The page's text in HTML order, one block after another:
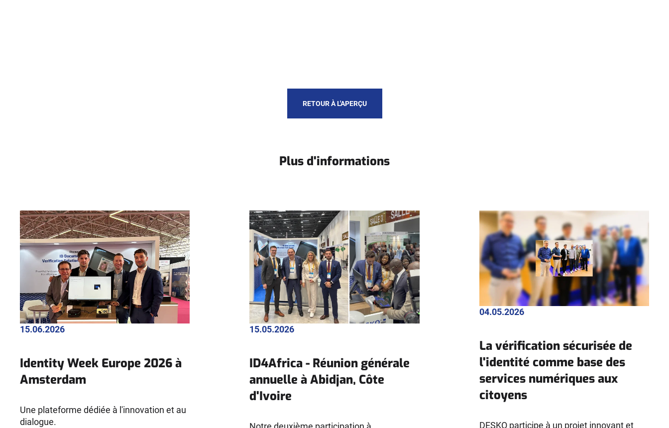
RETOUR À L'APERÇU
Plus d'informations
15.06.2026
Identity Week Europe 2026 à
Amsterdam
Une plateforme dédiée à l'innovation et au
dialogue.
15.05.2026
ID4Africa - Réunion générale
annuelle à Abidjan, Côte
d'Ivoire
04.05.2026
La vérification sécurisée de
l'identité comme base des
services numériques aux
citoyens
DESKO participe à un projet innovant et